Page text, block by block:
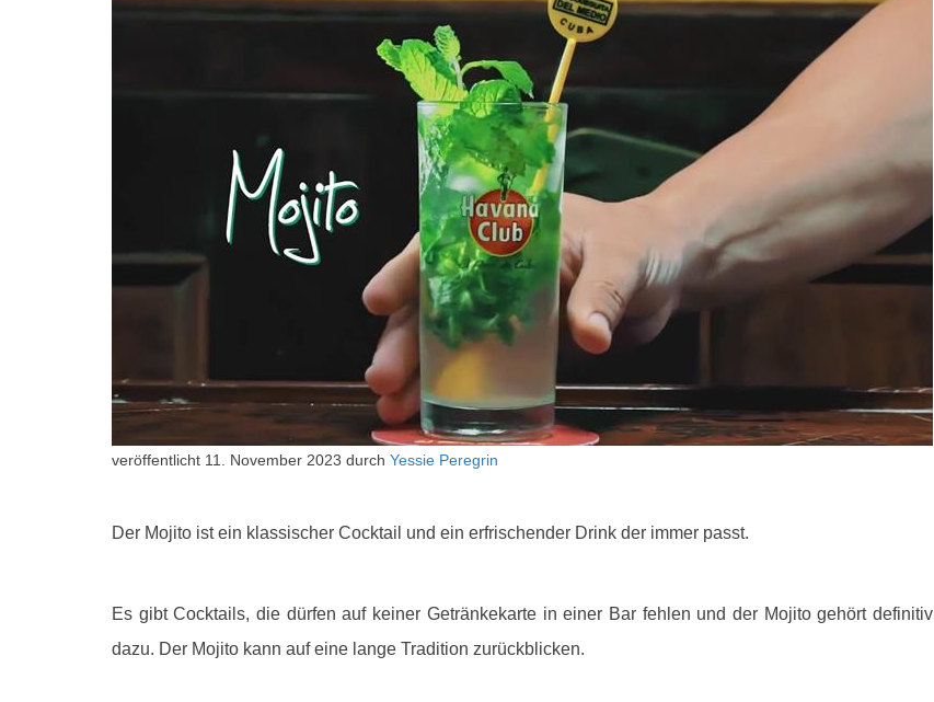
veröffentlicht 11. November 2023 durch Yessie Peregrin
Der Mojito ist ein klassischer Cocktail und ein erfrischender Drink der immer passt.
Es gibt Cocktails, die dürfen auf keiner Getränkekarte in einer Bar fehlen und der Mojito gehört definitiv
dazu. Der Mojito kann auf eine lange Tradition zurückblicken.